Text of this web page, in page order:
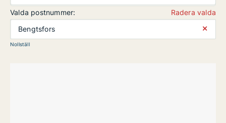
Valda postnummer:
Radera valda
Bengtsfors
⨯
Nollställ